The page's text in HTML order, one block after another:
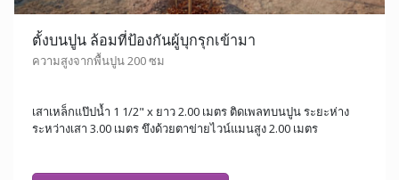
ตั้งบนปูน ล้อมที่ป้องกันผู้บุกรุกเข้ามา
ความสูงจากพื้นปูน 200 ซม
เสาเหล็กแป๊ปน้ำ 1 1/2" x ยาว 2.00 เมตร ติดเพลทบนปูน ระยะห่าง
ระหว่างเสา 3.00 เมตร ขึงด้วยตาข่ายไวน์แมนสูง 2.00 เมตร